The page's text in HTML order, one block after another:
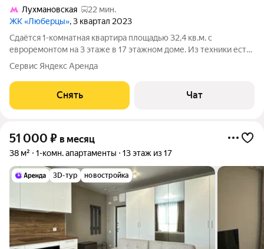
Лухмановская
22 мин.
ЖК «Люберцы», 3 квартал 2023
Сдаётся 1-комнатная квартира площадью 32,4 кв.м. с
евроремонтом на 3 этаже в 17 этажном доме. Из техники есть:
- Телевизор со Smart TV - Wi-fi роутер - Водосберегающий
смеситель - Каменная мойка - Варочная панель электрическая
- Духовой шкаф -
Сервис Яндекс Аренда
Снять Чат
51 000 ₽ в месяц
38 м² 1-комн. апартаменты 13 этаж из 17
3D-тур новостройка